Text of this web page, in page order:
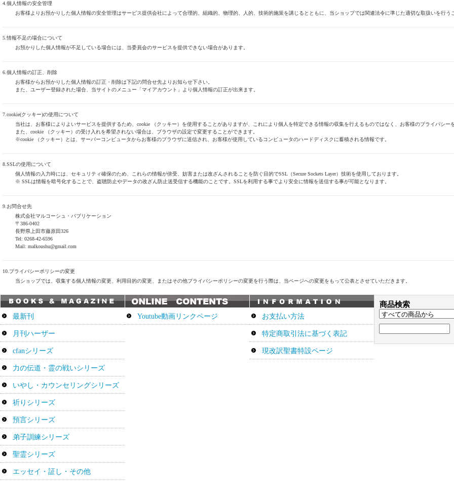
4.個人情報の安全管理
お客様よりお預かりした個人情報の安全管理はサービス提供会社によって合理的、組織的、物理的、人的、技術的施策を講じるとともに、当ショップでは関連法令に準じた適切な取扱いを行
5.情報不足の場合について
お預かりした個人情報が不足している場合には、当委員会のサービスを提供できない場合があります。
6.個人情報の訂正、削除
お客様からお預かりした個人情報の訂正・削除は下記の問合せ先よりお知らせ下さい。
また、ユーザー登録された場合、当サイトのメニュー「マイアカウント」より個人情報の訂正が出来ます。
7.cookie(クッキー)の使用について
当社は、お客様によりよいサービスを提供するため、cookie （クッキー）を使用することがありますが、これにより個人を特定できる情報の収集を行えるものではなく、お客様のプライバシー
また、cookie （クッキー）の受け入れを希望されない場合は、ブラウザの設定で変更することができます。
※cookie （クッキー）とは、サーバーコンピュータからお客様のブラウザに送信され、お客様が使用しているコンピュータのハードディスクに蓄積される情報です。
8.SSLの使用について
個人情報の入力時には、セキュリティ確保のため、これらの情報が傍受、妨害または改ざんされることを防ぐ目的でSSL（Secure Sockets Layer）技術を使用しております。
※ SSLは情報を暗号化することで、盗聴防止やデータの改ざん防止送受信する機能のことです。SSLを利用する事でより安全に情報を送信する事が可能となります。
9.お問合せ先
株式会社マルコーシュ・パブリケーション
〒386-0402
長野県上田市藤原田326
Tel: 0268-42-6596
Mail: malkoushu@gmail.com
10.プライバシーポリシーの変更
当ショップでは、収集する個人情報の変更、利用目的の変更、またはその他プライバシーポリシーの変更を行う際は、当ページへの変更をもって公表とさせていただきます。
最新刊
月刊ハーザー
cfanシリーズ
力の伝道・霊の戦いシリーズ
いやし・カウンセリングシリーズ
祈りシリーズ
預言シリーズ
弟子訓練シリーズ
聖霊シリーズ
エッセイ・証し・その他
Youtube動画リンクページ お支払い方法
特定商取引法に基づく表記
現改訳聖書特設ページ
商品検索